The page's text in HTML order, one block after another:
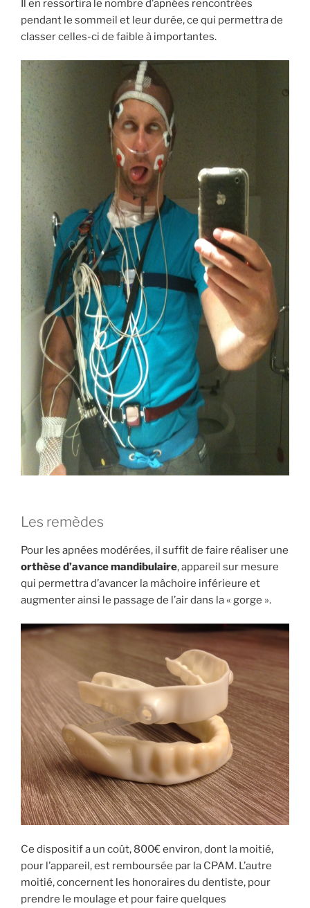
Il en ressortira le nombre d’apnées rencontrées
pendant le sommeil et leur durée, ce qui permettra de
classer celles-ci de faible à importantes.
Les remèdes
Pour les apnées modérées, il suffit de faire réaliser une
orthèse d’avance mandibulaire, appareil sur mesure
qui permettra d’avancer la mâchoire inférieure et
augmenter ainsi le passage de l’air dans la « gorge ».
Ce dispositif a un coût, 800€ environ, dont la moitié,
pour l’appareil, est remboursée par la CPAM. L’autre
moitié, concernent les honoraires du dentiste, pour
prendre le moulage et pour faire quelques